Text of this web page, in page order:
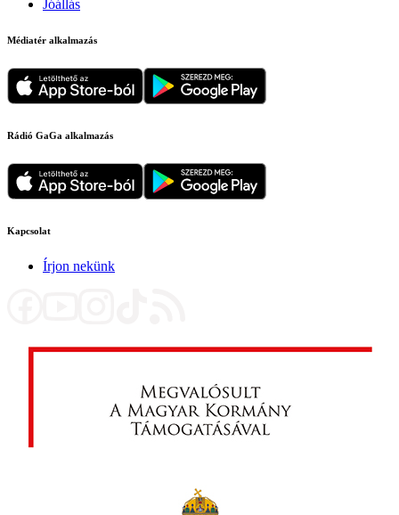
Jóállás
Médiatér alkalmazás
Rádió GaGa alkalmazás
Kapcsolat
Írjon nekünk